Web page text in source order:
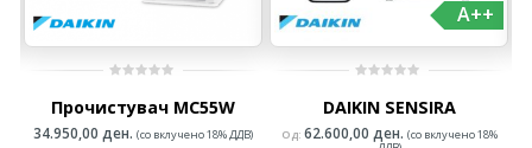
out
of
5
Прочистувач MC55W
34.950,00 ден. (со вклучено 18% ДДВ)
A++
out
of
5
DAIKIN SENSIRA
Од: 62.600,00 ден. (со вклучено 18%